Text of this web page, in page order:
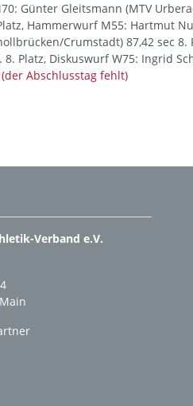
Günter Gleitsmann (MTV
Hammerwurf M55: Hartmut
Crumstadt) 87,42 sec
8. Platz, Diskuswurf W75: Ingrid
Abschlusstag fehlt)
Verband e.V.